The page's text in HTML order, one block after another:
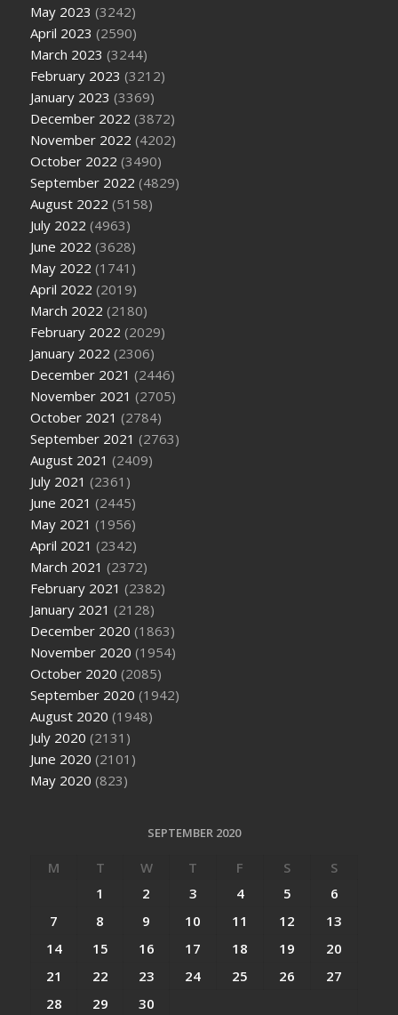
May 2023 (3242)
April 2023 (2590)
March 2023 (3244)
February 2023 (3212)
January 2023 (3369)
December 2022 (3872)
November 2022 (4202)
October 2022 (3490)
September 2022 (4829)
August 2022 (5158)
July 2022 (4963)
June 2022 (3628)
May 2022 (1741)
April 2022 (2019)
March 2022 (2180)
February 2022 (2029)
January 2022 (2306)
December 2021 (2446)
November 2021 (2705)
October 2021 (2784)
September 2021 (2763)
August 2021 (2409)
July 2021 (2361)
June 2021 (2445)
May 2021 (1956)
April 2021 (2342)
March 2021 (2372)
February 2021 (2382)
January 2021 (2128)
December 2020 (1863)
November 2020 (1954)
October 2020 (2085)
September 2020 (1942)
August 2020 (1948)
July 2020 (2131)
June 2020 (2101)
May 2020 (823)
SEPTEMBER 2020
M T W T F S
S
1
2 3 4 5
6
7
8 9 10 11 12
13
14
15 16 17 18 19
20
21
22 23 24 25 26
27
28
29 30